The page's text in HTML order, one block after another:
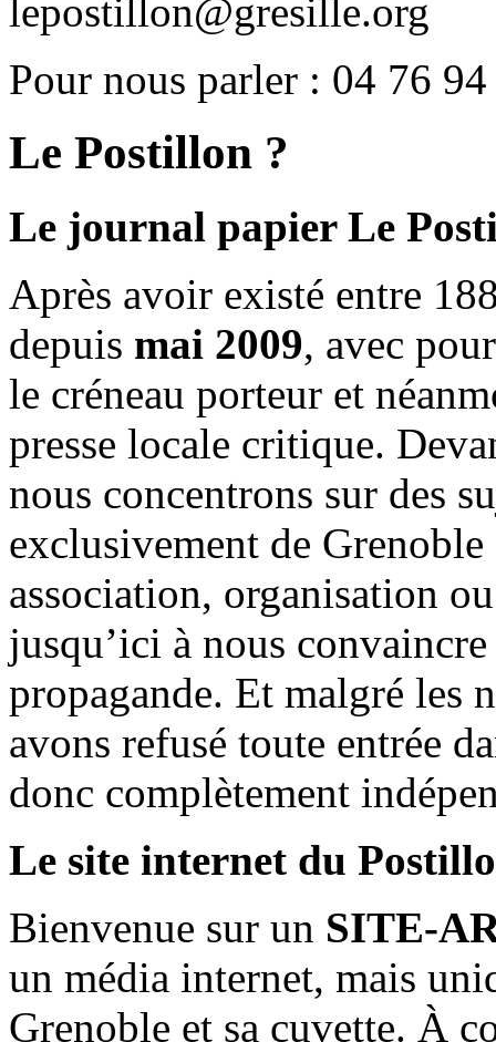
lepostillon@gresille.org
Pour nous parler : 04 76
Le Postillon ?
Le journal papier Le
Après avoir existé entre
depuis mai 2009, avec
le créneau porteur et
presse locale critique.
nous concentrons sur des
exclusivement de
association, organisation
jusqu’ici à nous
propagande. Et malgré les
avons refusé toute entrée
donc complètement
Le site internet du
Bienvenue sur un SITE-
un média internet, mais
Grenoble et sa cuvette. À